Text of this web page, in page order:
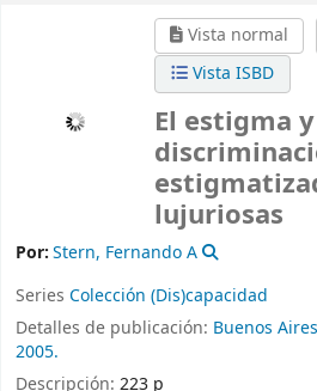
Vista normal
Vista ISBD
El estigma
lujuriosas
Por:Stern, Fernando A
Series Colección (Dis)capacidad
Detalles de publicación: Buenos
2005.
Descripción: 223 p